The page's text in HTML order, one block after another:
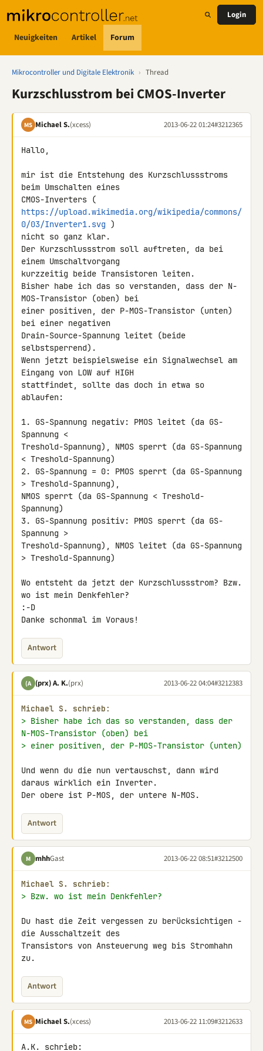
Neuigkeiten Artikel Forum
Login
Mikrocontroller und Digitale Elektronik › Thread
Kurzschlusstrom bei CMOS-Inverter
MS Michael S.(xcess) 2013-06-22 01:24#3212365
Hallo,
mir ist die Entstehung des Kurzschlussstroms
beim Umschalten eines
https://upload.wikimedia.org/wikipedia/commons/
0/03/Inverter1.svg )
nicht so ganz klar.
Der Kurzschlussstrom soll auftreten, da bei
einem Umschaltvorgang
kurzzeitig beide Transistoren leiten.
Bisher habe ich das so verstanden, dass der N-
MOS-Transistor (oben) bei
einer positiven, der P-MOS-Transistor (unten)
bei einer negativen
Drain-Source-Spannung leitet (beide
selbstsperrend).
Wenn jetzt beispielsweise ein Signalwechsel am
Eingang von LOW auf HIGH
stattfindet, sollte das doch in etwa so
ablaufen:
1. GS-Spannung negativ: PMOS leitet (da GS-
Spannung <
Treshold-Spannung), NMOS sperrt (da GS-Spannung
< Treshold-Spannung)
2. GS-Spannung = 0: PMOS sperrt (da GS-Spannung
> Treshold-Spannung),
NMOS sperrt (da GS-Spannung < Treshold-
Spannung)
3. GS-Spannung positiv: PMOS sperrt (da GS-
Spannung >
Treshold-Spannung), NMOS leitet (da GS-Spannung
> Treshold-Spannung)
Wo entsteht da jetzt der Kurzschlussstrom? Bzw.
wo ist mein Denkfehler?
:-D
Danke schonmal im Voraus!
Antwort
(A (prx) A. K.(prx) 2013-06-22 04:04#3212383
Michael S. schrieb:
> Bisher habe ich das so verstanden, dass der
N-MOS-Transistor (oben) bei
> einer positiven, der P-MOS-Transistor (unten)
Und wenn du die nun vertauschst, dann wird
daraus wirklich ein Inverter.
Der obere ist P-MOS, der untere N-MOS.
Antwort
M mhhGast 2013-06-22 08:51#3212500
Michael S. schrieb:
> Bzw. wo ist mein Denkfehler?
Du hast die Zeit vergessen zu berücksichtigen -
die Ausschaltzeit des
Transistors von Ansteuerung weg bis Stromhahn
zu.
Antwort
MS Michael S.(xcess) 2013-06-22 11:09#3212633